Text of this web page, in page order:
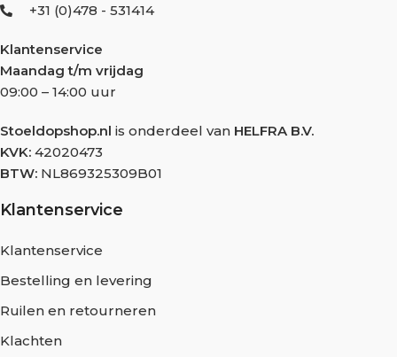
+31 (0)478 - 531414
Klantenservice
Maandag t/m vrijdag
09:00 – 14:00 uur
Stoeldopshop.nl is onderdeel van HELFRA B.V.
KVK: 42020473
BTW: NL869325309B01
Klantenservice
Klantenservice
Bestelling en levering
Ruilen en retourneren
Klachten